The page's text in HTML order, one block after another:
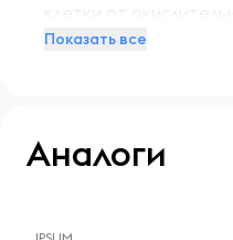
клетки от
✅ Тем, кто
✔ 10 000 мг морского
разглаживает
Показать все
Аналоги